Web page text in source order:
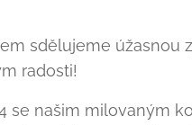
sdělujeme úžasnou
radosti!
se našim milovaným